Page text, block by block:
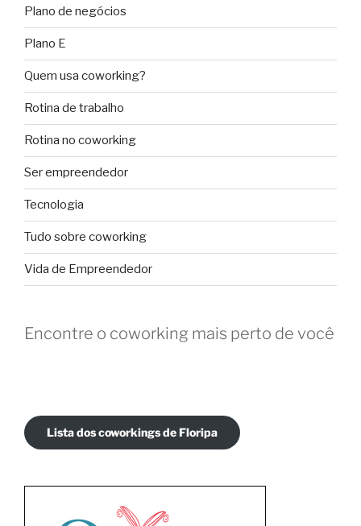
Plano de negócios
Plano E
Quem usa coworking?
Rotina de trabalho
Rotina no coworking
Ser empreendedor
Tecnologia
Tudo sobre coworking
Vida de Empreendedor
Encontre o coworking mais perto de você
Lista dos coworkings de Floripa